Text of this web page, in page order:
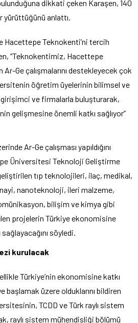
dikkati çeken Karaşen, 140
yürüttüğünü anlattı.
Hacettepe Teknokenti’ni tercih
“Teknokentimiz, Hacettepe
Ge çalışmalarını destekleyecek çok
öğretim üyelerinin bilimsel ve
ve firmalarla buluşturarak,
gelişmesine önemli katkı sağlıyor”
Ar-Ge çalışması yapıldığını
Üniversitesi Teknoloji Geliştirme
tıp teknolojileri, ilaç, medikal,
nanoteknoloji, ileri malzeme,
bilişim ve kimya gibi
projelerin Türkiye ekonomisine
söyledi.
kurulacak
Türkiye’nin ekonomisine katkı
başlamak üzere olduklarını bildiren
TCDD ve Türk raylı sistem
raylı sistem mühendisliği bölümü